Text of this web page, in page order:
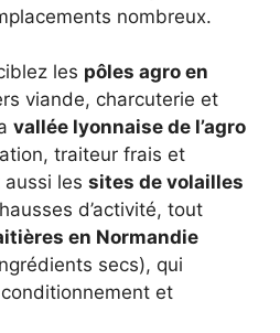
nombreux.
les pôles agro en
viande, charcuterie et
vallée lyonnaise de l’agro
traiteur frais et
les sites de volailles
d’activité, tout
en Normandie
secs), qui
et